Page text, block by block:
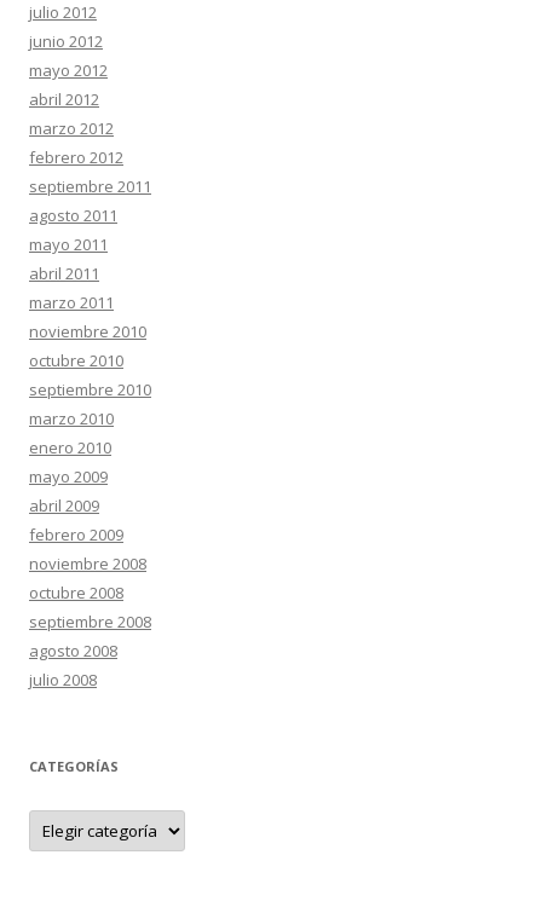
julio 2012
junio 2012
mayo 2012
abril 2012
marzo 2012
febrero 2012
septiembre 2011
agosto 2011
mayo 2011
abril 2011
marzo 2011
noviembre 2010
octubre 2010
septiembre 2010
marzo 2010
enero 2010
mayo 2009
abril 2009
febrero 2009
noviembre 2008
octubre 2008
septiembre 2008
agosto 2008
julio 2008
CATEGORÍAS
C
t